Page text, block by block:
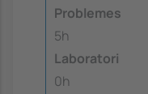
Problemes
5h
Laboratori
0h